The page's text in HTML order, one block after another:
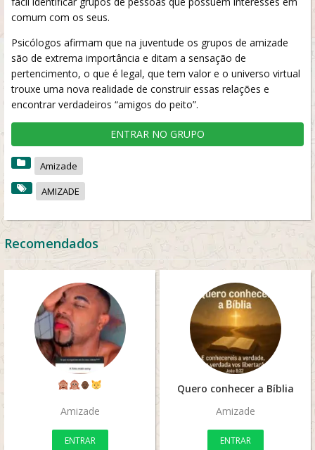
comum com os seus.
Psicólogos afirmam que na juventude os grupos de amizade
são de extrema importância e ditam a sensação de
pertencimento, o que é legal, que tem valor e o universo virtual
trouxe uma nova realidade de construir essas relações e
encontrar verdadeiros “amigos do peito”.
ENTRAR NO GRUPO
Amizade
AMIZADE
Recomendados
Amizade
ENTRAR
Quero conhecer a Bíblia
Amizade
ENTRAR